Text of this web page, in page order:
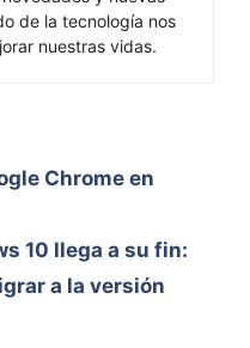
de la tecnología nos
nuestras vidas.
Chrome en
10 llega a su fin:
a la versión